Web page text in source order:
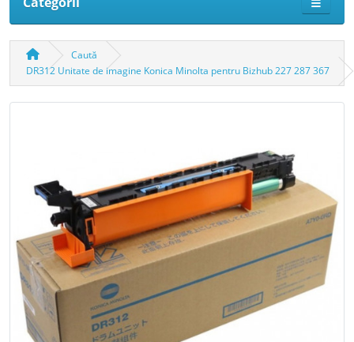
Caută
DR312 Unitate de imagine Konica Minolta pentru Bizhub 227 287 367